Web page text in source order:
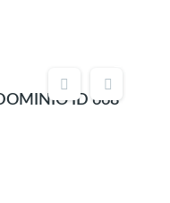
ID 668